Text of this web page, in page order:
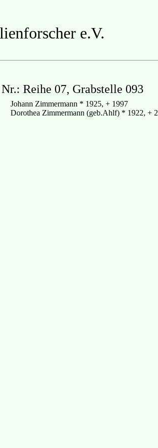
e.V.
Reihe 07, Grabstelle 093
Johann Zimmermann * 1925, + 1997
Dorothea Zimmermann (geb.Ahlf) * 1922, +